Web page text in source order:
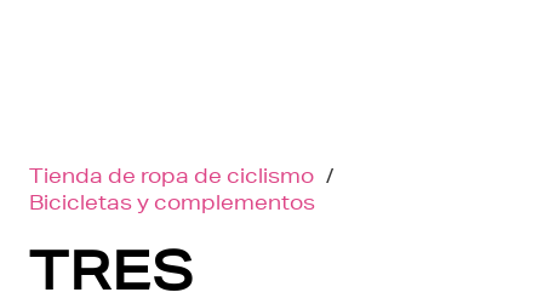
Tienda de ropa de ciclismo /
Bicicletas y complementos
TRES